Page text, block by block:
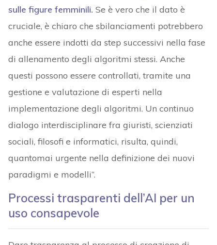
sulle figure femminili. Se è vero che il dato è
cruciale, è chiaro che sbilanciamenti potrebbero
anche essere indotti da step successivi nella fase
di allenamento degli algoritmi stessi. Anche
questi possono essere controllati, tramite una
gestione e valutazione di esperti nella
implementazione degli algoritmi. Un continuo
dialogo interdisciplinare fra giuristi, scienziati
sociali, filosofi e informatici, risulta, quindi,
quantomai urgente nella definizione dei nuovi
paradigmi e modelli”.
Processi trasparenti dell’AI per un
uso consapevole